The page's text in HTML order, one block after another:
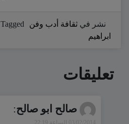
نشر في ثقافة أدب وفن Tagged
ابراهيم
تعليقات
صالح ابو صالح:
03/02/2014 الساعة 22:19